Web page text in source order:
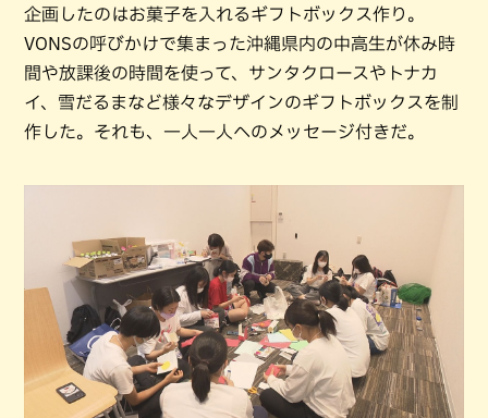
企画したのはお菓子を入れるギフトボックス作り。
VONSの呼びかけで集まった沖縄県内の中高生が休み時
間や放課後の時間を使って、サンタクロースやトナカ
イ、雪だるまなど様々なデザインのギフトボックスを制
作した。それも、一人一人へのメッセージ付きだ。